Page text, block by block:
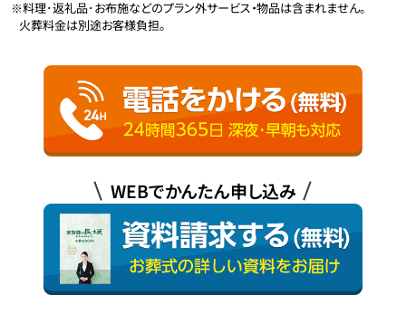
※料理･返礼品･お布施などのプラン外サービス・物品は含まれません。
火葬料金は別途お客様負担。
WEBでかんたん申し込み